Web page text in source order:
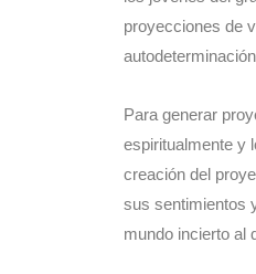
proyecciones de
Para generar
espiritualmente y
creación del
sus sentimientos
mundo incierto al